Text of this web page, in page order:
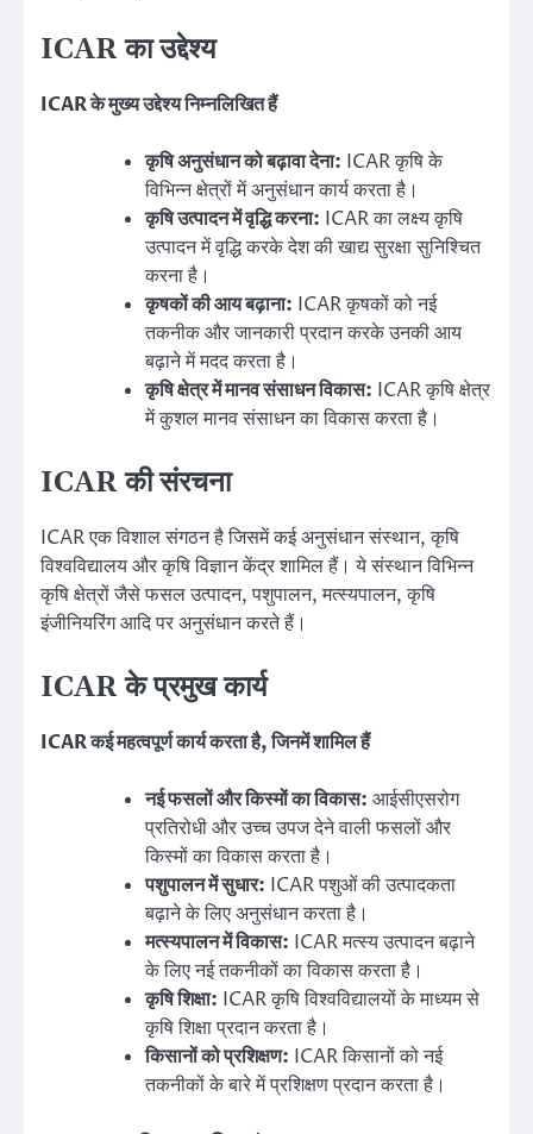
ICAR का उद्देश्य
ICAR के मुख्य उद्देश्य निम्नलिखित हैं
कृषि अनुसंधान को बढ़ावा देना: ICAR कृषि के
विभिन्न क्षेत्रों में अनुसंधान कार्य करता है।
कृषि उत्पादन में वृद्धि करना: ICAR का लक्ष्य कृषि
उत्पादन में वृद्धि करके देश की खाद्य सुरक्षा सुनिश्चित
करना है।
कृषकों की आय बढ़ाना: ICAR कृषकों को नई
तकनीक और जानकारी प्रदान करके उनकी आय
बढ़ाने में मदद करता है।
कृषि क्षेत्र में मानव संसाधन विकास: ICAR कृषि क्षेत्र
में कुशल मानव संसाधन का विकास करता है।
ICAR की संरचना
ICAR एक विशाल संगठन है जिसमें कई अनुसंधान संस्थान, कृषि
विश्वविद्यालय और कृषि विज्ञान केंद्र शामिल हैं। ये संस्थान विभिन्न
कृषि क्षेत्रों जैसे फसल उत्पादन, पशुपालन, मत्स्यपालन, कृषि
इंजीनियरिंग आदि पर अनुसंधान करते हैं।
ICAR के प्रमुख कार्य
ICAR कई महत्वपूर्ण कार्य करता है, जिनमें शामिल हैं
नई फसलों और किस्मों का विकास: आईसीएसरोग
प्रतिरोधी और उच्च उपज देने वाली फसलों और
किस्मों का विकास करता है।
पशुपालन में सुधार: ICAR पशुओं की उत्पादकता
बढ़ाने के लिए अनुसंधान करता है।
मत्स्यपालन में विकास: ICAR मत्स्य उत्पादन बढ़ाने
के लिए नई तकनीकों का विकास करता है।
कृषि शिक्षा: ICAR कृषि विश्वविद्यालयों के माध्यम से
कृषि शिक्षा प्रदान करता है।
किसानों को प्रशिक्षण: ICAR किसानों को नई
तकनीकों के बारे में प्रशिक्षण प्रदान करता है।